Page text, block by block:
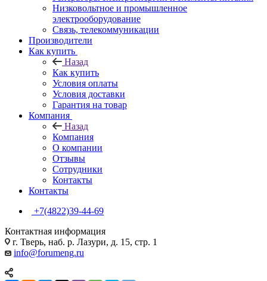
Низковольтное и промышленное
электрооборудование
Связь, телекоммуникации
Производители
Как купить
Назад
Как купить
Условия оплаты
Условия доставки
Гарантия на товар
Компания
Назад
Компания
О компании
Отзывы
Сотрудники
Контакты
Контакты
+7(4822)39-44-69
Контактная информация
г. Тверь, наб. р. Лазури, д. 15, стр. 1
info@forumeng.ru